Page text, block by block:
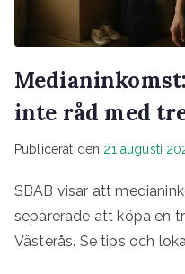
inte råd med
Publicerat den 21 augusti
SBAB visar att
separerade att köpa en
Västerås. Se tips och